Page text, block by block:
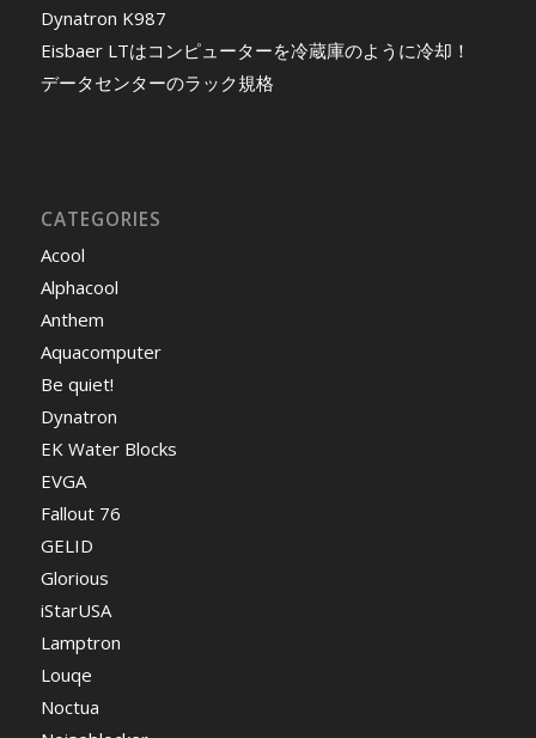
Dynatron K987
Eisbaer LTはコンピューターを冷蔵庫のように冷却！
データセンターのラック規格
CATEGORIES
Acool
Alphacool
Anthem
Aquacomputer
Be quiet!
Dynatron
EK Water Blocks
EVGA
Fallout 76
GELID
Glorious
iStarUSA
Lamptron
Louqe
Noctua